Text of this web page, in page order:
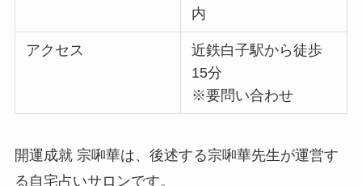
内
アクセス
近鉄白子駅から徒歩
15分
※要問い合わせ
開運成就 宗啝華は、後述する宗啝華先生が運営す
る自宅占いサロンです。